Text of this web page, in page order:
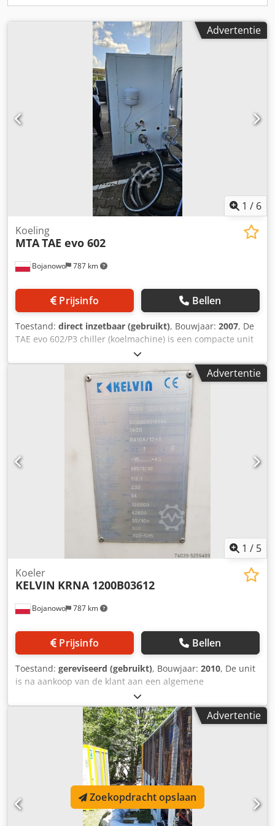
Advertentie
1 / 6
Bojanowo 787 km
Koeling
MTATAE evo 602
Prijsinfo Bellen
Toestand: direct inzetbaar (gebruikt), Bouwjaar: 2007, De
TAE evo 602/P3 chiller (koelmachine) is een compacte unit
die is ontworpen voor gebruik in de industrie, maar niet
uitsluitend. Hij is uitgerust met hermetische
scrollcompressoren, een ingebouwde pomp van ~3 bar en
een innovatieve verdamper met lamellen, gemonteerd in
een hydraulische buffertank. Koelmiddel R407C.
Ontworpen voor gebruik in gesloten systemen onder druk.
Capaciteit ~100kW bij +12/7°C en +35°C. Garantie 3
maanden vanaf de leveringsdatum (geldt alleen voor
Polen). Transport is niet inbegrepen in de prijs van de unit.
Chjdpspuh Aqsfx Ai Noa
Advertentie
1 / 5
Bojanowo 787 km
Koeler
KELVIN KRNA 1200B03612
Prijsinfo Bellen
Toestand: gereviseerd (gebruikt), Bouwjaar: 2010, De unit
is na aankoop van de klant aan een algemene
onderhoudsbeurt onderworpen. Koelmiddel R410A.
Koelvermogen ca. 105-110 kW bij waterparameters +12/7
°C en omgevingstemperatuur +35 °C. De chiller is uitgerust
met pompen en een open tank. Het apparaat is afkomstig
uit ons verhuurmachinepark. Transport is niet inbegrepen
in de prijs van het apparaat. Wij bieden 3 maanden
garantie (geldt voor Polen). We hebben ook een tweede
unit. Codpfxsgaqlls Ai Noha
Advertentie
Zoekopdracht opslaan